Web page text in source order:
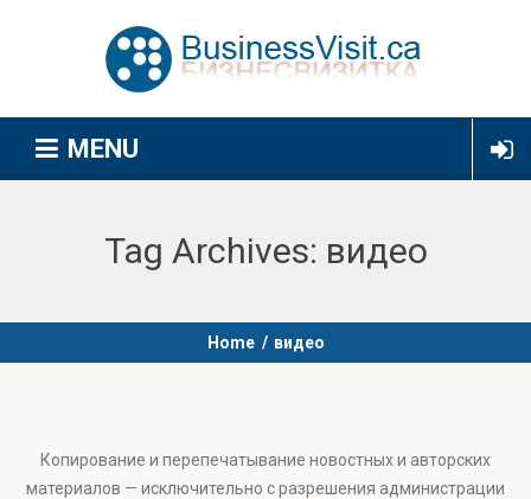
MENU
Tag Archives: видео
Home / видео
Копирование и перепечатывание новостных и авторских
материалов — исключительно с разрешения администрации